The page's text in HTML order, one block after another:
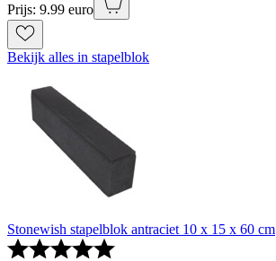
Prijs: 9.99 euro
Bekijk alles in stapelblok
Stonewish stapelblok antraciet 10 x 15 x 60 cm